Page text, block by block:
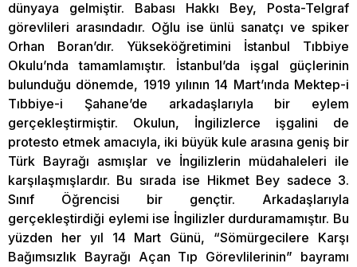
dünyaya gelmiştir. Babası Hakkı Bey, Posta-Telgraf
görevlileri arasındadır. Oğlu ise ünlü sanatçı ve spiker
Orhan Boran’dır. Yükseköğretimini İstanbul Tıbbiye
Okulu’nda tamamlamıştır. İstanbul’da işgal güçlerinin
bulunduğu dönemde, 1919 yılının 14 Mart’ında Mektep-i
Tıbbiye-i Şahane’de arkadaşlarıyla bir eylem
gerçekleştirmiştir. Okulun, İngilizlerce işgalini de
protesto etmek amacıyla, iki büyük kule arasına geniş bir
Türk Bayrağı asmışlar ve İngilizlerin müdahaleleri ile
karşılaşmışlardır. Bu sırada ise Hikmet Bey sadece 3.
Sınıf Öğrencisi bir gençtir. Arkadaşlarıyla
gerçekleştirdiği eylemi ise İngilizler durduramamıştır. Bu
yüzden her yıl 14 Mart Günü, “Sömürgecilere Karşı
Bağımsızlık Bayrağı Açan Tıp Görevlilerinin” bayramı